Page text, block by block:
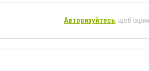
Авторизуйтесь, щоб